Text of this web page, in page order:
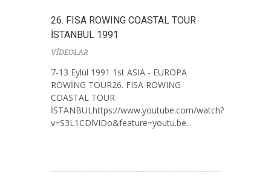
26. FISA ROWING COASTAL TOUR
İSTANBUL 1991
VİDEOLAR
7-13 Eylül 1991 1st ASIA - EUROPA
ROWİNG TOUR26. FISA ROWING
COASTAL TOUR
İSTANBULhttps://www.youtube.com/watch?
v=S3L1CDlVIDo&feature=youtu.be...